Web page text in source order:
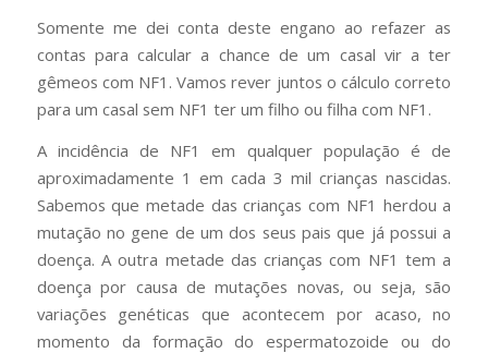
Somente me dei conta deste engano ao refazer as
contas para calcular a chance de um casal vir a ter
gêmeos com NF1. Vamos rever juntos o cálculo correto
para um casal sem NF1 ter um filho ou filha com NF1.
A incidência de NF1 em qualquer população é de
aproximadamente 1 em cada 3 mil crianças nascidas.
Sabemos que metade das crianças com NF1 herdou a
mutação no gene de um dos seus pais que já possui a
doença. A outra metade das crianças com NF1 tem a
doença por causa de mutações novas, ou seja, são
variações genéticas que acontecem por acaso, no
momento da formação do espermatozoide ou do